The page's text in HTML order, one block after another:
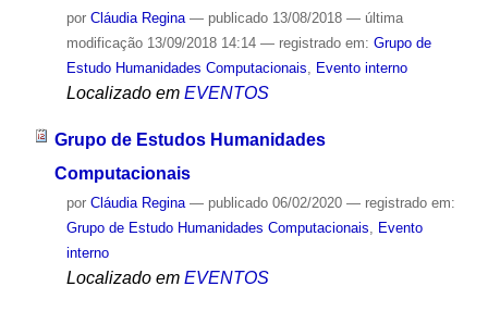
por Cláudia Regina — publicado13/08/2018 — última
modificação13/09/2018 14:14 — registrado em: Grupo de
Estudo Humanidades Computacionais, Evento interno
Localizado em EVENTOS
Grupo de Estudos Humanidades
Computacionais
por Cláudia Regina — publicado06/02/2020 — registrado em:
Grupo de Estudo Humanidades Computacionais, Evento
interno
Localizado em EVENTOS